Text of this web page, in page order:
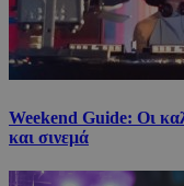
Weekend Guide: Οι
και σινεμά